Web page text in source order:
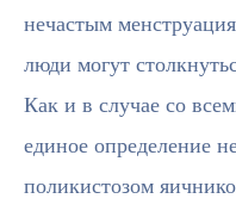
нечастым
люди могут
Как и в случае со
единое определение
поликистозом